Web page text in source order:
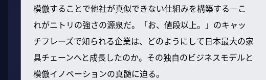
模倣することで他社が真似できない仕組みを構築する—こ
れがニトリの強さの源泉だ。「お、値段以上。」のキャッ
チフレーズで知られる企業は、どのようにして日本最大の家
具チェーンへと成長したのか。その独自のビジネスモデルと
模倣イノベーションの真髄に迫る。